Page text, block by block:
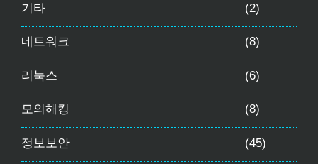
기타 (2)
네트워크 (8)
리눅스 (6)
모의해킹 (8)
정보보안 (45)